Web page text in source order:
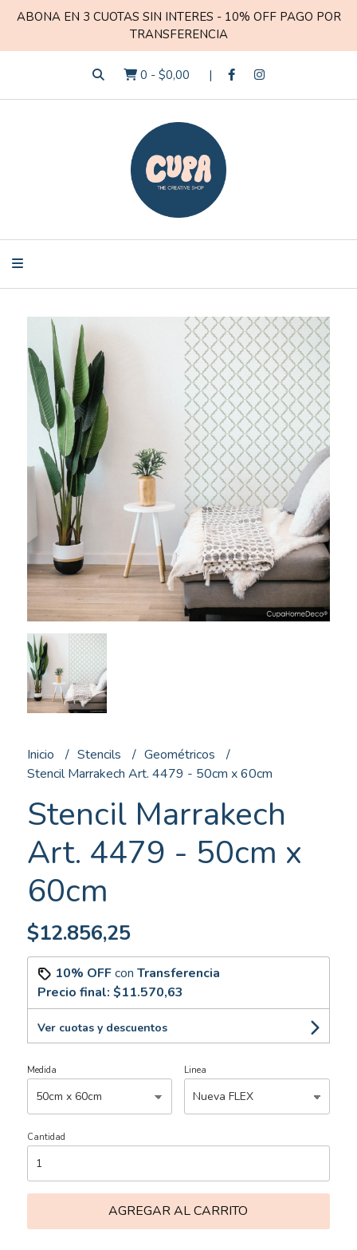
ABONA EN 3 CUOTAS SIN INTERES - 10% OFF PAGO POR
TRANSFERENCIA
0 - $0,00
Inicio Stencils
Geométricos
Stencil Marrakech Art. 4479 - 50cm x 60cm
Stencil Marrakech
Art. 4479 - 50cm x
60cm
$12.856,25
10% OFFcon Transferencia
Precio final: $11.570,63
Ver cuotas y descuentos
Medida Linea
Cantidad
AGREGAR AL CARRITO